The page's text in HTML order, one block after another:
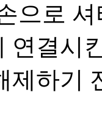
으로
연결시
제하기